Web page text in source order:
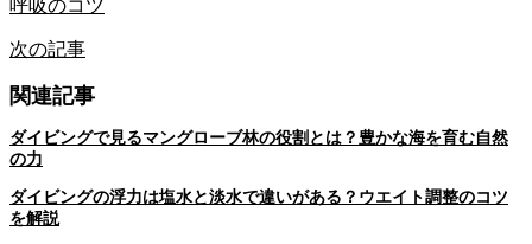
呼吸のコツ
次の記事
関連記事
ダイビングで見るマングローブ林の役割とは？豊かな海を育む自然
の力
ダイビングの浮力は塩水と淡水で違いがある？ウエイト調整のコツ
を解説